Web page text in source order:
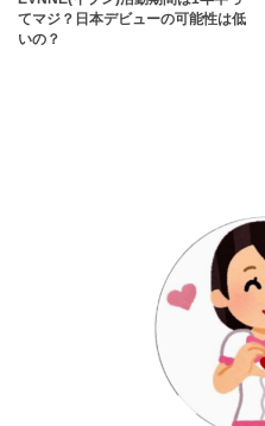
てマジ？日本デビューの可能性は低
いの？